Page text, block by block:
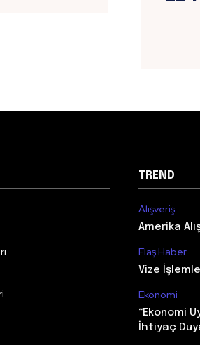
TREND
Alışveriş
Amerika
Flaş Haber
Vize
Ekonomi
“Ekonomi
İhtiyaç